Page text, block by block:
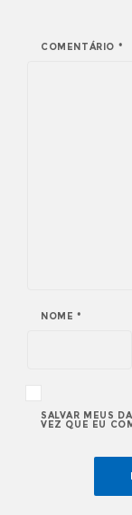
COMENTÁRIO *
NOME *
SALVAR MEUS
VEZ QUE EU